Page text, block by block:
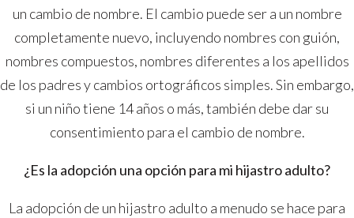
un cambio de nombre. El cambio puede ser a un nombre
completamente nuevo, incluyendo nombres con guión,
nombres compuestos, nombres diferentes a los apellidos
de los padres y cambios ortográficos simples. Sin embargo,
si un niño tiene 14 años o más, también debe dar su
consentimiento para el cambio de nombre.
¿Es la adopción una opción para mi hijastro adulto?
La adopción de un hijastro adulto a menudo se hace para